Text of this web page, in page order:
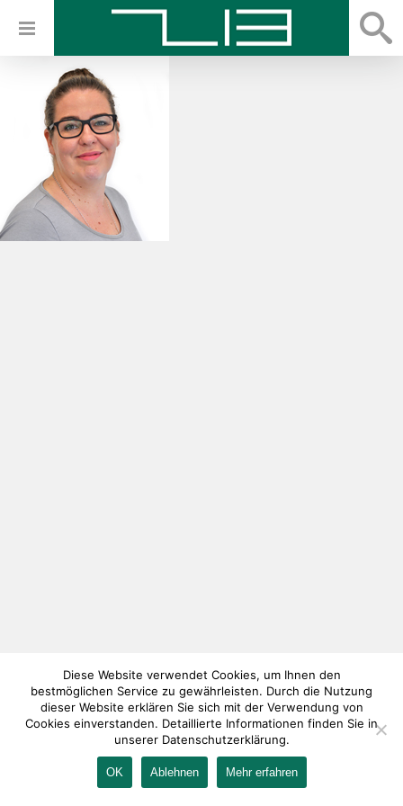
IMPRESSUM KONTAKT AGB DATENSCHUTZ
Diese Website verwendet Cookies, um Ihnen den
bestmöglichen Service zu gewährleisten. Durch die Nutzung
dieser Website erklären Sie sich mit der Verwendung von
Cookies einverstanden. Detaillierte Informationen finden Sie in
unserer Datenschutzerklärung.
OK Ablehnen Mehr erfahren